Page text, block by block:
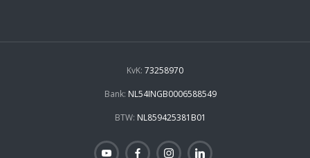
KvK: 73258970
Bank: NL54INGB0006588549
BTW: NL859425381B01